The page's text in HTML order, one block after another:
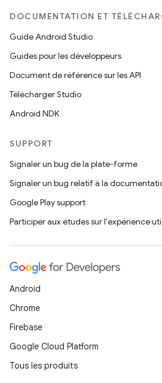
DOCUMENTATION ET
Guide Android Studio
Guides pour les développeurs
Document de référence sur les API
Télécharger Studio
Android NDK
SUPPORT
Signaler un bug de la plate-forme
Signaler un bug relatif à la
Google Play support
Participer aux études sur l'expérience
Android
Chrome
Firebase
Google Cloud Platform
Tous les produits